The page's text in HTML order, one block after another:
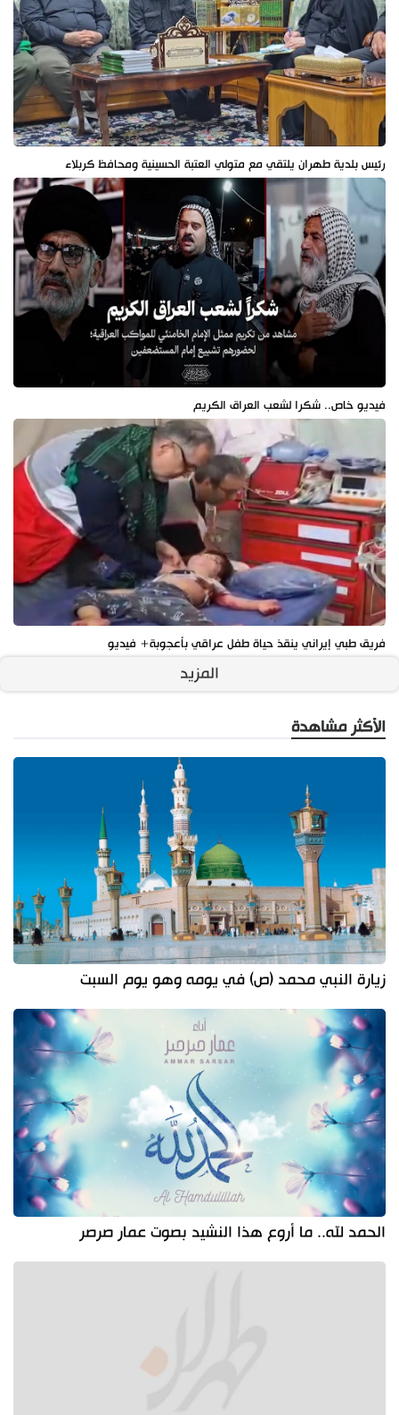
رئيس بلدية طهران يلتقي مع متولي العتبة الحسينية ومحافظ كربلاء
فيديو خاص.. شكرا لشعب العراق الكريم
فريق طبي إيراني ينقذ حياة طفل عراقي بأعجوبة+ فيديو
المزيد
الأكثر مشاهدة
زيارة النبي محمد (ص) في يومه وهو يوم السبت
الحمد لله.. ما أروع هذا النشيد بصوت عمار صرصر